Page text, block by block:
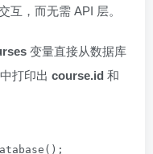
互，而无需 API 层。
变量直接从数据库
中打印出 course.id 和